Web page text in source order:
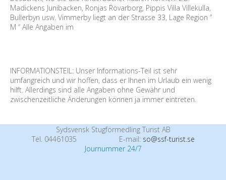
Madickens Junibacken, Ronjas Rövarborg, Pippis Villa Villekulla,
Bullerbyn usw. Vimmerby liegt an der Strasse 33, Lage Region “
M “ Alle Angaben im
INFORMATIONSTEIL: Unser Informations-Teil ist sehr
umfangreich und wir hoffen, dass er Ihnen im Urlaub ein wenig
hilft. Allerdings sind alle Angaben ohne Gewähr und
zwischenzeitliche Änderungen können ja immer eintreten.
Sydsvensk Stugförmedling Turist AB
Tel. 04461035
E-mail: so@ssf-turist.se
Journummer 24/7